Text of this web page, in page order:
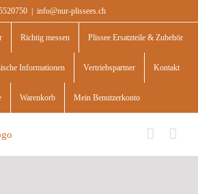
info@nur-plissees.ch
Richtig messen Plissee Ersatzteile & Zubehör
Informationen Vertriebspartner Kontakt
Warenkorb Mein Benutzerkonto